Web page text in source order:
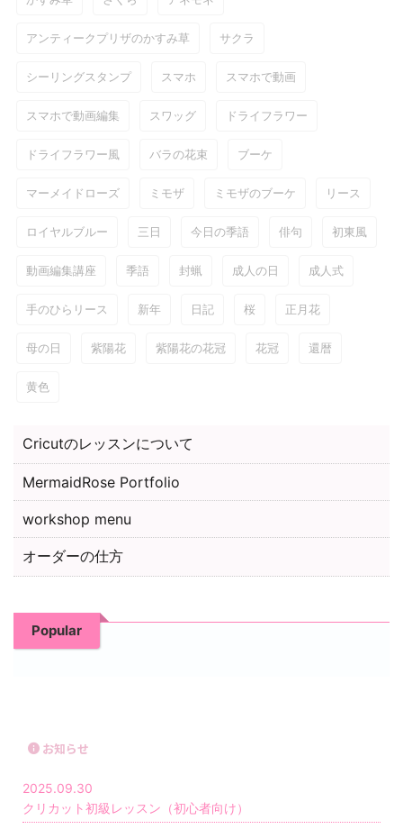
アンティークプリザのかすみ草 サクラ
シーリングスタンプ スマホ スマホで動画
スマホで動画編集 スワッグ ドライフラワー
ドライフラワー風 バラの花束 ブーケ
マーメイドローズ ミモザ ミモザのブーケ リース
ロイヤルブルー 三日 今日の季語 俳句 初東風
動画編集講座 季語 封蝋 成人の日 成人式
手のひらリース 新年 日記 桜 正月花
母の日 紫陽花 紫陽花の花冠 花冠 還暦
黄色
Cricutのレッスンについて
MermaidRose Portfolio
workshop menu
オーダーの仕方
Popular
お知らせ
2025.09.30
クリカット初級レッスン（初心者向け）